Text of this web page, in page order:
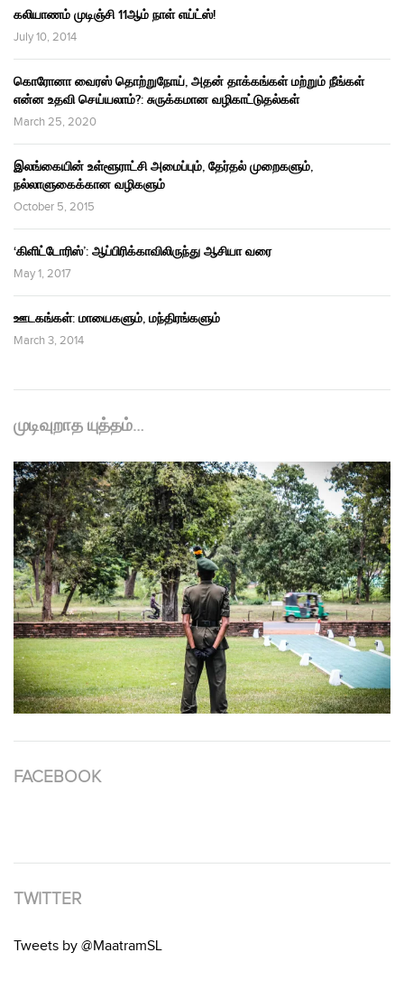
கலியாணம் முடிஞ்சி 11ஆம் நாள் எய்ட்ஸ்!
July 10, 2014
கொரோனா வைரஸ் தொற்றுநோய், அதன் தாக்கங்கள் மற்றும் நீங்கள்
என்ன உதவி செய்யலாம்?: சுருக்கமான வழிகாட்டுதல்கள்
March 25, 2020
இலங்கையின் உள்ளூராட்சி அமைப்பும், தேர்தல் முறைகளும்,
நல்லாளுகைக்கான வழிகளும்
October 5, 2015
‘கிளிட்டோரிஸ்’: ஆப்பிரிக்காவிலிருந்து ஆசியா வரை
May 1, 2017
ஊடகங்கள்: மாயைகளும், மந்திரங்களும்
March 3, 2014
முடிவுறாத யுத்தம்…
FACEBOOK
TWITTER
Tweets by @MaatramSL